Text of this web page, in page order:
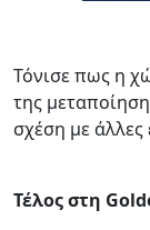
Τόνισε πως η
της
σχέση με άλλες
Τέλος στη